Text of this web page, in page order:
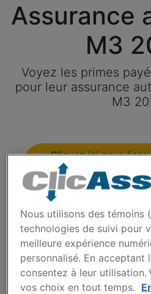
Assurance
M3
Voyez les primes
pour leur assurance
M3
Cliquez ici pour
assurance
Modèles disponibles
Année
Nous utilisons des témoins
technologies de suivi pour
meilleure expérience
personnalisé. En acceptant
consentez à leur
vos choix en tout temps.